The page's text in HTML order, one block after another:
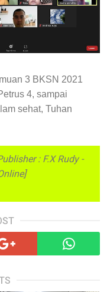
3 BKSN 2021
4, sampai
sehat, Tuhan
: F.X Rudy -